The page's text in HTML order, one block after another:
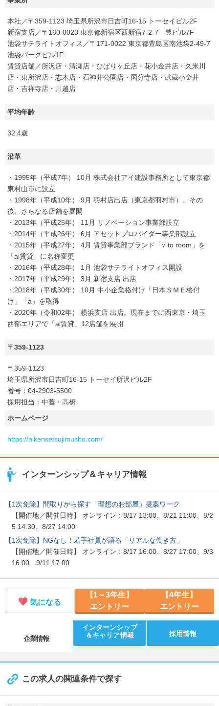
本社／〒359-1123 埼玉県所沢市日吉町16-15 トーセイビル2F
新宿支店／〒160-0023 東京都新宿区西新宿7-2-7 豊ビル7F
池袋サテライトオフィス／〒171-0022 東京都豊島区南池袋2-49-7
池袋パークビル1F
賃貸店舗／所沢店・清瀬店・ひばりヶ丘店・花小金井店・久米川
店・東所沢店・志木店・石神井公園店・国分寺店・武蔵小金井
店・吉祥寺店・川越店
平均年齢
32.4歳
沿革
・1995年（平成7年） 10月 株式会社アイ建設事務所として東京都
東村山市に設立
・1998年（平成10年） 9月 羽村店出店（東京都羽村市）、その
後、さらなる店舗を展開
・2013年（平成25年） 11月 リノベーション事業部設立
・2014年（平成26年） 6月 アセットプロバイダー事業部設立
・2015年（平成27年） 4月 賃貸事業部ブランド「√ to room」を
「ai賃貸」に名称変更
・2016年（平成28年） 1月 池袋サテライトオフィス開設
・2017年（平成29年） 3月 新宿支店 出店
・2018年（平成30年） 10月 中小企業格付け「日本ＳＭＥ格付
け」「a」を取得
・2020年（令和02年） 横浜支店 出店。現在までに西東京・埼玉
西部エリアで「ai賃貸」12店舗を展開
〒359-1123
〒359-1123
埼玉県所沢市日吉町16-15 トーセイ所沢ビル2F
番号：04‐2903-5500
採用担当：中藤・高橋
ホームページ
https://aikensetsujimusho.com/
インターンシップ＆キャリア情報
【1次免除】間取りから探す「理想のお部屋」提案ワーク
【開催地／開催日時】 オンライン：8/17 13:00、8/21 11:00、8/2
5 14:30、8/27 14:00
【1次免除】NGなし！若手社員が語る「リアルな働き方」
【開催地／開催日時】 オンライン：8/17 16:00、8/27 17:00、9/3
16:00、9/11 17:00
気になる
【1～3年生】
エントリー
【4年生】
エントリー
企業情報
インターンシップ
＆キャリア情報
採用情報
この求人の関連条件で探す